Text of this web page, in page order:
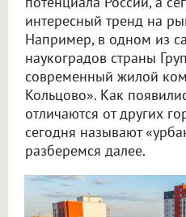
интересный тренд на
Например, в одном из
наукоградов страны
современный жилой
Кольцово». Как
отличаются от других
сегодня называют
разберемся далее.